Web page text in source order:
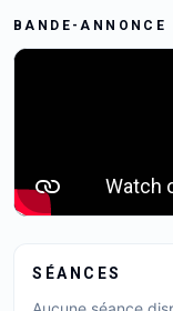
SÉANCES
BANDE-ANNONCE